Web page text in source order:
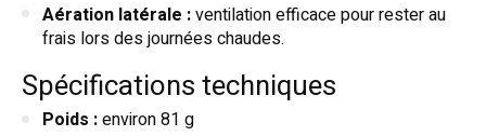
Aération latérale :ventilation efficace pour rester au
frais lors des journées chaudes.
Spécifications techniques
Poids :environ 81 g